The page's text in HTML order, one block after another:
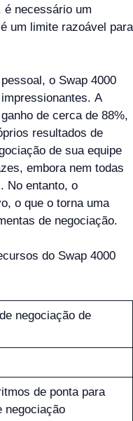
é necessário um
um limite razoável para
o Swap 4000
A
de cerca de 88%,
resultados de
de sua equipe
embora nem todas
No entanto, o
o que o torna uma
de negociação.
do Swap 4000
negociação de
de ponta para
negociação